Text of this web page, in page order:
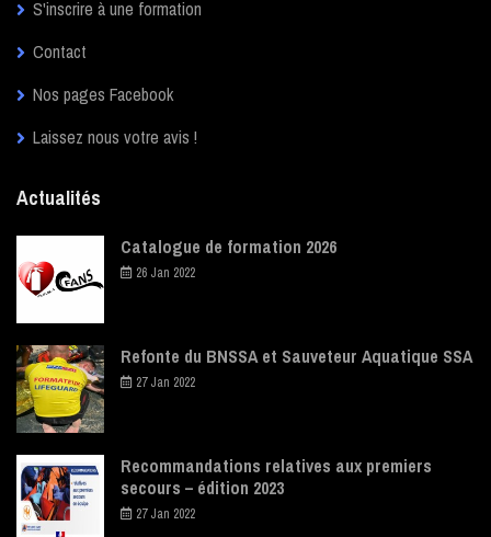
S'inscrire à une formation
Contact
Nos pages Facebook
Laissez nous votre avis !
Actualités
Catalogue de formation 2026
26 Jan 2022
Refonte du BNSSA et Sauveteur Aquatique SSA
27 Jan 2022
Recommandations relatives aux premiers
secours – édition 2023
27 Jan 2022